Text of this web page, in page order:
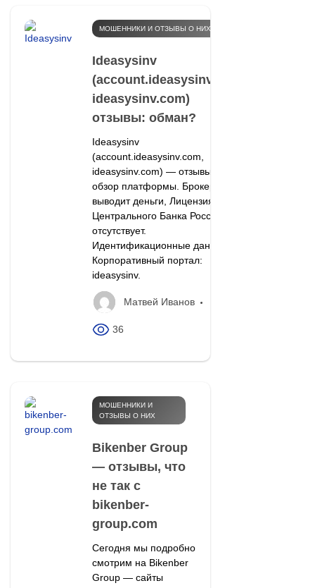
МОШЕННИКИ И ОТЗЫВЫ О НИХ
Ideasysinv
(account.ideasysinv.com,
ideasysinv.com)
отзывы: обман?
Ideasysinv
(account.ideasysinv.com,
ideasysinv.com) — отзывы и
обзор платформы. Брокер не
выводит деньги, Лицензия
Центрального Банка России
отсутствует.
Идентификационные данные
Корпоративный портал:
ideasysinv.
Матвей Иванов
36
МОШЕННИКИ И
ОТЗЫВЫ О НИХ
Bikenber Group
— отзывы, что
не так с
bikenber-
group.com
Сегодня мы подробно
смотрим на Bikenber
Group — сайты